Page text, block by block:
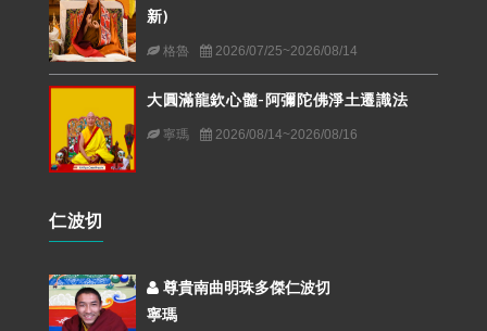
新)
格魯 2026/07/25~2026/08/14
大圓滿龍欽心髓-阿彌陀佛淨土遷識法
寧瑪 2026/08/14~2026/08/16
仁波切
尊貴南曲明珠多傑仁波切
寧瑪